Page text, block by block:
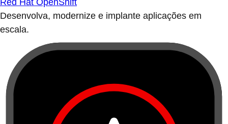
Red Hat OpenShift
Desenvolva, modernize e implante aplicações em
escala.